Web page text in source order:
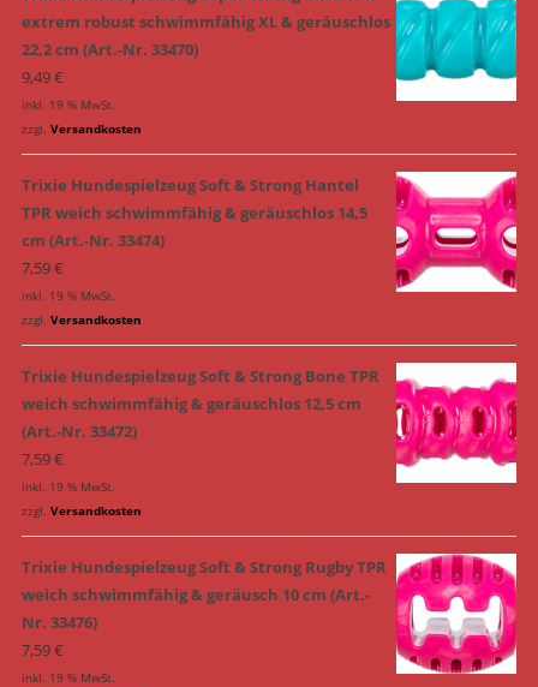
extrem robust schwimmfähig XL & geräuschlos
22,2 cm (Art.-Nr. 33470)
9,49€
inkl. 19 % MwSt.
zzgl. Versandkosten
Trixie Hundespielzeug Soft & Strong Hantel
TPR weich schwimmfähig & geräuschlos 14,5
cm (Art.-Nr. 33474)
7,59€
inkl. 19 % MwSt.
zzgl. Versandkosten
Trixie Hundespielzeug Soft & Strong Bone TPR
weich schwimmfähig & geräuschlos 12,5 cm
(Art.-Nr. 33472)
7,59€
inkl. 19 % MwSt.
zzgl. Versandkosten
Trixie Hundespielzeug Soft & Strong Rugby TPR
weich schwimmfähig & geräusch 10 cm (Art.-
Nr. 33476)
7,59€
inkl. 19 % MwSt.